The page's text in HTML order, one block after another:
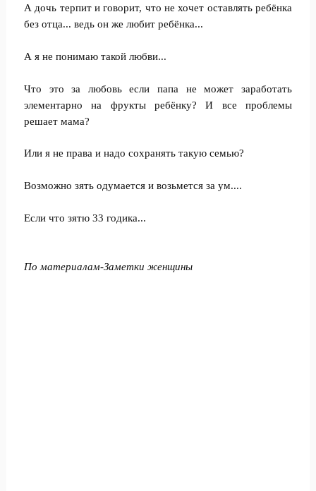
А дочь терпит и говорит, что не хочет оставлять ребёнка
без отца... ведь он же любит ребёнка...
А я не понимаю такой любви...
Что это за любовь если папа не может заработать
элементарно на фрукты ребёнку? И все проблемы
решает мама?
Или я не права и надо сохранять такую семью?
Возможно зять одумается и возьмется за ум....
Если что зятю 33 годика...
По материалам-Заметки женщины